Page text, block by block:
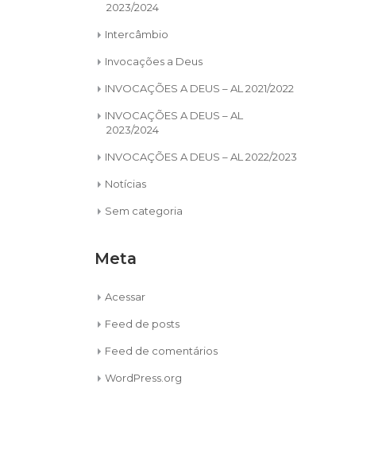
2023/2024
Intercâmbio
Invocações a Deus
INVOCAÇÕES A DEUS – AL 2021/2022
INVOCAÇÕES A DEUS – AL
2023/2024
INVOCAÇÕES A DEUS – AL 2022/2023
Notícias
Sem categoria
Meta
Acessar
Feed de posts
Feed de comentários
WordPress.org